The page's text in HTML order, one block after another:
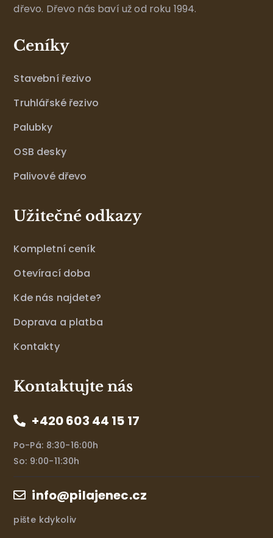
dřevo. Dřevo nás baví už od roku 1994.
Ceníky
Stavební řezivo
Truhlářské řezivo
Palubky
OSB desky
Palivové dřevo
Užitečné odkazy
Kompletní ceník
Otevírací doba
Kde nás najdete?
Doprava a platba
Kontakty
Kontaktujte nás
+420 603 44 15 17
Po-Pá: 8:30-16:00h
So: 9:00-11:30h
info@pilajenec.cz
pište kdykoliv